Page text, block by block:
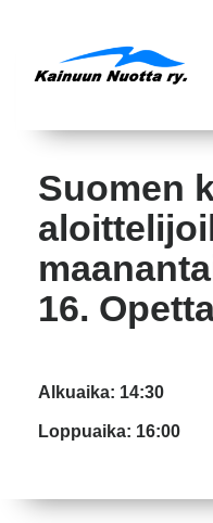
Suomen
16.
Alkuaika: 14:30
Loppuaika: 16:00